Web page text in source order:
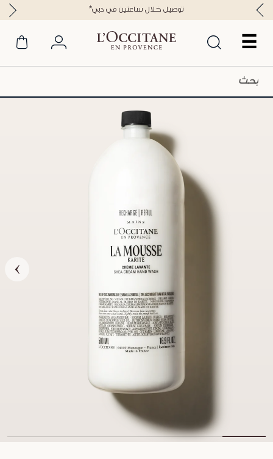
☰
*توصيل خلال ساعتين في دبي